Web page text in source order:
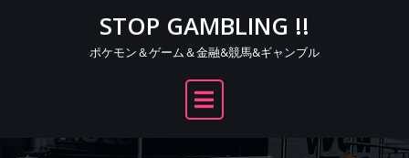
STOP GAMBLING !!
ポケモン＆ゲーム＆金融&競馬&ギャンブル